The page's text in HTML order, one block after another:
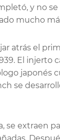
y no
mucho
atrás el
El injerto
japonés
se
se extraen